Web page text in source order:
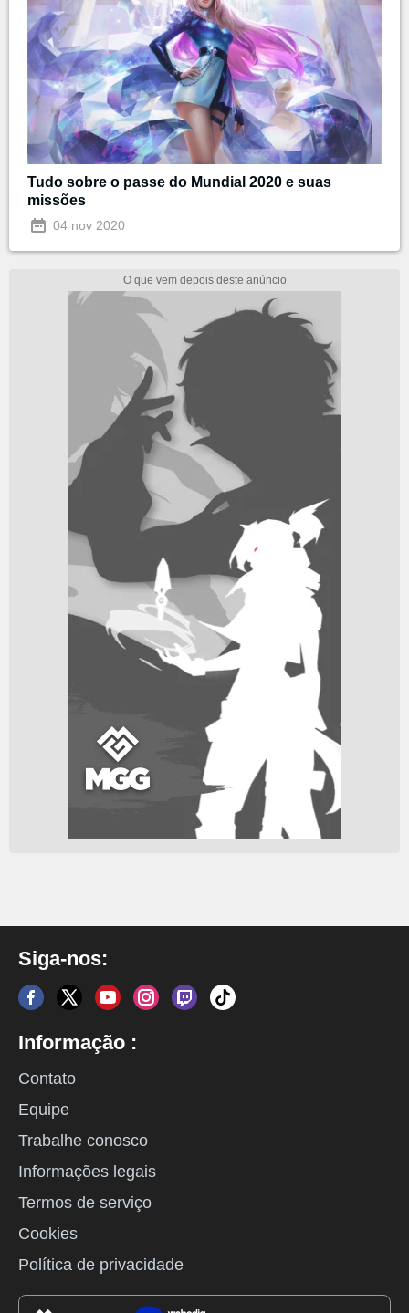
Tudo sobre o passe do Mundial 2020 e suas
missões
04 nov 2020
Siga-nos:
Informação :
Contato
Equipe
Trabalhe conosco
Informações legais
Termos de serviço
Cookies
Política de privacidade